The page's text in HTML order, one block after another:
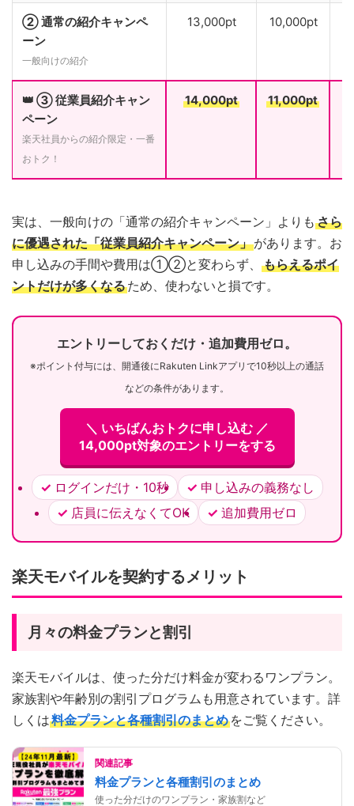
② 通常の紹介キャンペ
ーン
一般向けの紹介
13,000pt 10,000pt
👑 ③ 従業員紹介キャン
ペーン
楽天社員からの紹介限定・一番
おトク！
14,000pt 11,000pt
実は、一般向けの「通常の紹介キャンペーン」よりも さら
に優遇された「従業員紹介キャンペーン」があります。お
申し込みの手間や費用は①②と変わらず、 もらえるポイ
ントだけが多くなるため、使わないと損です。
エントリーしておくだけ・追加費用ゼロ。
※ポイント付与には、開通後にRakuten Linkアプリで10秒以上の通話
などの条件があります。
＼ いちばんおトクに申し込む ／
14,000pt対象のエントリーをする
ログインだけ・10秒
申し込みの義務なし
店員に伝えなくてOK
追加費用ゼロ
楽天モバイルを契約するメリット
月々の料金プランと割引
楽天モバイルは、使った分だけ料金が変わるワンプラン。
家族割や年齢別の割引プログラムも用意されています。詳
しくは料金プランと各種割引のまとめ をご覧ください。
関連記事
料金プランと各種割引のまとめ
使った分だけのワンプラン・家族割など